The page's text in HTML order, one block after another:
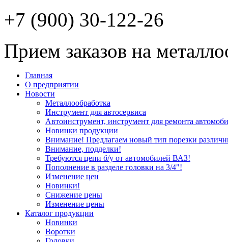
+7 (900) 30-122-26
Прием заказов на
Главная
О предприятии
Новости
Металлообработка
Инструмент для автосервиса
Автоинструмент, инструмент для ремонта
Новинки продукции
Внимание! Предлагаем новый тип порезки
Внимание, подделки!
Требуются цепи б/у от автомобилей ВАЗ!
Пополнение в разделе головки на 3/4"!
Изменение цен
Новинки!
Снижение цены
Изменение цены
Каталог продукции
Новинки
Воротки